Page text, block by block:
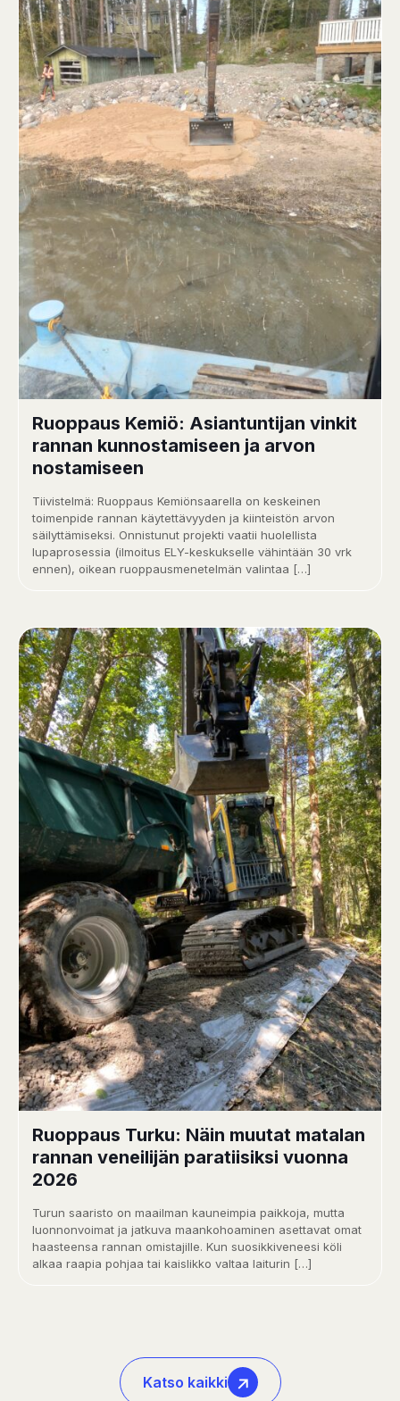
Ruoppaus Kemiö: Asiantuntijan vinkit
rannan kunnostamiseen ja arvon
nostamiseen
Tiivistelmä: Ruoppaus Kemiönsaarella on keskeinen
toimenpide rannan käytettävyyden ja kiinteistön arvon
säilyttämiseksi. Onnistunut projekti vaatii huolellista
lupaprosessia (ilmoitus ELY-keskukselle vähintään 30 vrk
ennen), oikean ruoppausmenetelmän valintaa […]
Ruoppaus Turku: Näin muutat matalan
rannan veneilijän paratiisiksi vuonna
2026
Turun saaristo on maailman kauneimpia paikkoja, mutta
luonnonvoimat ja jatkuva maankohoaminen asettavat omat
haasteensa rannan omistajille. Kun suosikkiveneesi köli
alkaa raapia pohjaa tai kaislikko valtaa laiturin […]
Katso kaikki